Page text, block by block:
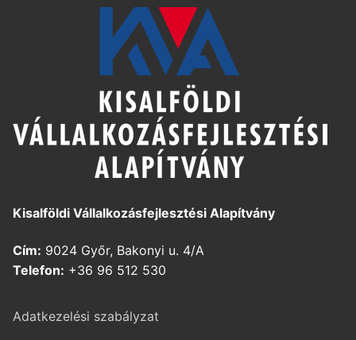
Kisalföldi Vállalkozásfejlesztési Alapítvány
Cím: 9024 Győr, Bakonyi u. 4/A
Telefon: +36 96 512 530
Adatkezelési szabályzat